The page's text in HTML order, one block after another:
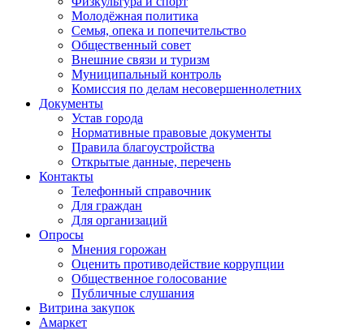
Молодёжная политика
Семья, опека и попечительство
Общественный совет
Внешние связи и туризм
Муниципальный контроль
Комиссия по делам несовершеннолетних
Документы
Устав города
Нормативные правовые документы
Правила благоустройства
Открытые данные, перечень
Контакты
Телефонный справочник
Для граждан
Для организаций
Опросы
Мнения горожан
Оценить противодействие коррупции
Общественное голосование
Публичные слушания
Витрина закупок
Амаркет